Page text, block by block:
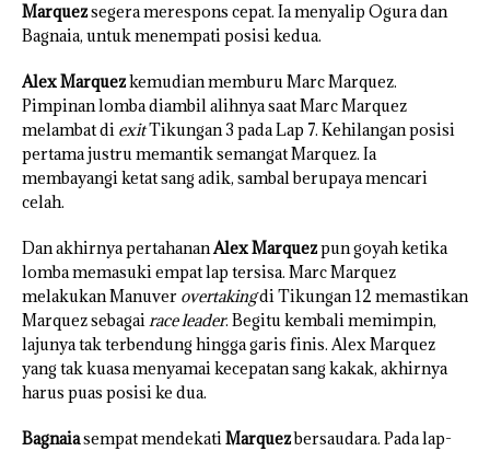
Marquezsegera merespons cepat. Ia menyalip Ogura dan
Bagnaia, untuk menempati posisi kedua.
Alex Marquezkemudian memburu Marc Marquez.
Pimpinan lomba diambil alihnya saat Marc Marquez
melambat di exitTikungan 3 pada Lap 7. Kehilangan posisi
pertama justru memantik semangat Marquez. Ia
membayangi ketat sang adik, sambal berupaya mencari
celah.
Dan akhirnya pertahananAlex Marquezpun goyah ketika
lomba memasuki empat lap tersisa. Marc Marquez
melakukan Manuver overtakingdi Tikungan 12 memastikan
Marquez sebagairace leader. Begitu kembali memimpin,
lajunya tak terbendung hingga garis finis. Alex Marquez
yang tak kuasa menyamai kecepatan sang kakak, akhirnya
harus puas posisi ke dua.
Bagnaiasempat mendekatiMarquezbersaudara. Pada lap-